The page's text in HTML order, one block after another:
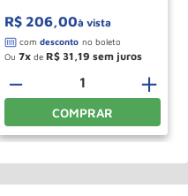
R$ 206,00à vista
Ou 7 de R$ 31,19
＋
－
COMPRAR